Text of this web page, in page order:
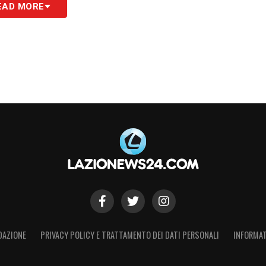
MORE
PRIVACY POLICY E TRATTAMENTO DEI DATI PERSONALI